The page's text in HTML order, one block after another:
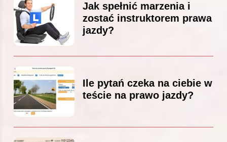
Jak spełnić marzenia i
zostać instruktorem prawa
jazdy?
Ile pytań czeka na ciebie w
teście na prawo jazdy?